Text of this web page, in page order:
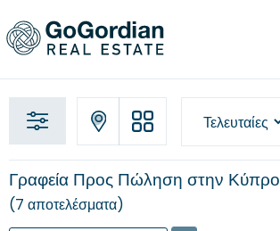
Γραφεία Προς Πώληση στην Κύπρο
7 αποτελέσματα